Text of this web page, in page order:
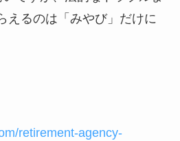
えるのは「みやび」だけに
retirement-agency-